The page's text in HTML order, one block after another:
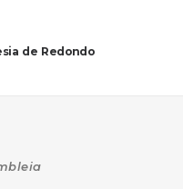
de Redondo